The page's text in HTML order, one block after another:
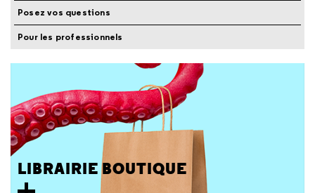
Posez vos questions
Pour les professionnels
LIBRAIRIE BOUTIQUE